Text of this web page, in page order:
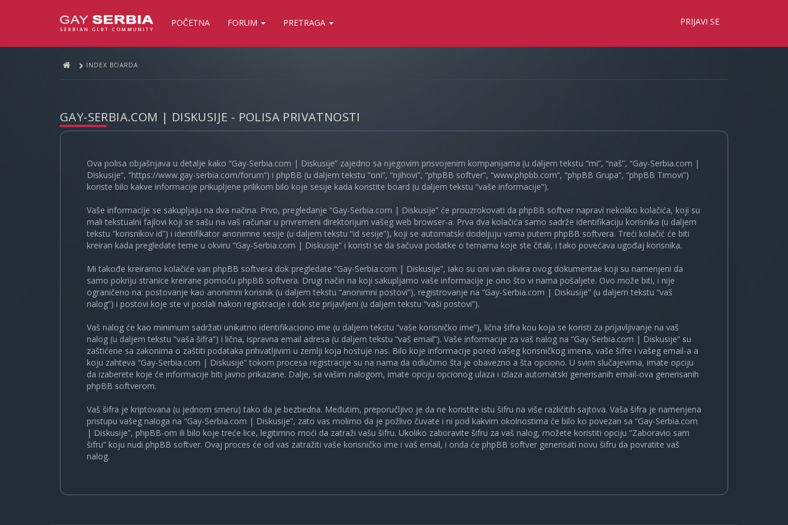
POČETNA FORUM PRETRAGA PRIJAVI SE
INDEX BOARDA
GAY-SERBIA.COM | DISKUSIJE - POLISA PRIVATNOSTI
Ova polisa objašnjava u detalje kako “Gay-Serbia.com | Diskusije” zajedno sa njegovim prisvojenim kompanijama (u daljem tekstu “mi”, “naš”, “Gay-Serbia.com |
Diskusije”, “https://www.gay-serbia.com/forum”) i phpBB (u daljem tekstu “oni”, “njihovi”, “phpBB softver”, “www.phpbb.com”, “phpBB Grupa”, “phpBB Timovi”)
koriste bilo kakve informacije prikupljene prilikom bilo koje sesije kada koristite board (u daljem tekstu “vaše informacije”).
Vaše informacije se sakupljaju na dva načina. Prvo, pregledanje “Gay-Serbia.com | Diskusije” će prouzrokovati da phpBB softver napravi nekoliko kolačića, koji su
mali tekstualni fajlovi koji se sašu na vaš računar u privremeni direktorijum vašeg web browser-a. Prva dva kolačića samo sadrže identifikaciju korisnika (u daljem
tekstu “korisnikov id”) i identifikator anonimne sesije (u daljem tekstu “id sesije”), koji se automatski dodeljuju vama putem phpBB softvera. Treći kolačić će biti
kreiran kada pregledate teme u okviru “Gay-Serbia.com | Diskusije” i koristi se da sačuva podatke o temama koje ste čitali, i tako povećava ugođaj korisnika.
Mi takođe kreiramo kolačiće van phpBB softvera dok pregledate “Gay-Serbia.com | Diskusije”, iako su oni van okvira ovog dokumentae koji su namenjeni da
samo pokriju stranice kreirane pomoću phpBB softvera. Drugi način na koji sakupljamo vaše informacije je ono što vi nama pošaljete. Ovo može biti, i nije
ograničeno na: postovanje kao anonimni korisnik (u daljem tekstu “anonimni postovi”), registrovanje na “Gay-Serbia.com | Diskusije” (u daljem tekstu “vaš
nalog”) i postovi koje ste vi poslali nakon registracije i dok ste prijavljeni (u daljem tekstu “vaši postovi”).
Vaš nalog će kao minimum sadržati unikatno identifikaciono ime (u daljem tekstu “vaše korisničko ime”), lična šifra kou koja se koristi za prijavljivanje na vaš
nalog (u daljem tekstu “vaša šifra”) i lična, ispravna email adresa (u daljem tekstu “vaš email”). Vaše informacije za vaš nalog na “Gay-Serbia.com | Diskusije” su
zaštićene sa zakonima o zaštiti podataka prihvatljivim u zemlji koja hostuje nas. Bilo koje informacije pored vašeg korisničkog imena, vaše šifre i vašeg email-a a
koju zahteva “Gay-Serbia.com | Diskusije” tokom procesa registracije su na nama da odlučimo šta je obavezno a šta opciono. U svim slučajevima, imate opciju
da izaberete koje će informacije biti javno prikazane. Dalje, sa vašim nalogom, imate opciju opcionog ulaza i izlaza automatski generisanih email-ova generisanih
phpBB softverom.
Vaš šifra je kriptovana (u jednom smeru) tako da je bezbedna. Međutim, preporučljivo je da ne koristite istu šifru na više različitih sajtova. Vaša šifra je namenjena
pristupu vašeg naloga na “Gay-Serbia.com | Diskusije”, zato vas molimo da je požlivo čuvate i ni pod kakvim okolnostima će bilo ko povezan sa “Gay-Serbia.com
| Diskusije”, phpBB-om ili bilo koje treće lice, legitimno moći da zatraži vašu šifru. Ukoliko zaboravite šifru za vaš nalog, možete koristiti opciju “Zaboravio sam
šifru” koju nudi phpBB softver. Ovaj proces će od vas zatražiti vaše korisničko ime i vaš email, i onda će phpBB softver generisati novu šifru da povratite vaš
nalog.